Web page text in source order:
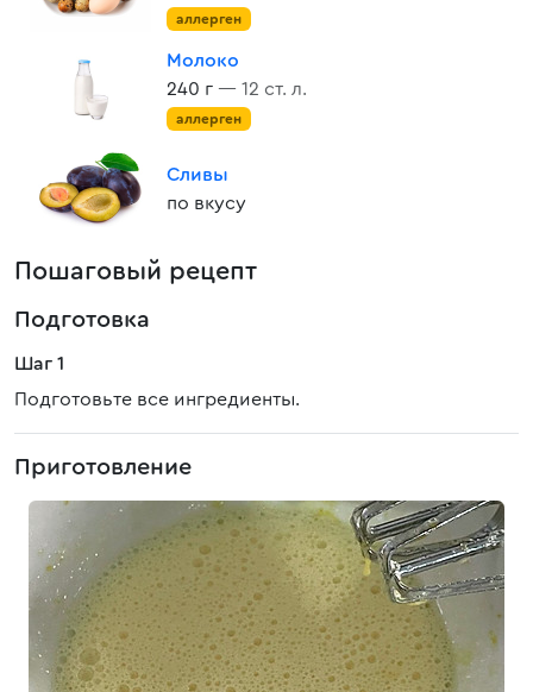
аллерген
Молоко
240 г — 12 ст. л.
аллерген
Сливы
по вкусу
Пошаговый рецепт
Подготовка
Шаг 1
Подготовьте все ингредиенты.
Приготовление